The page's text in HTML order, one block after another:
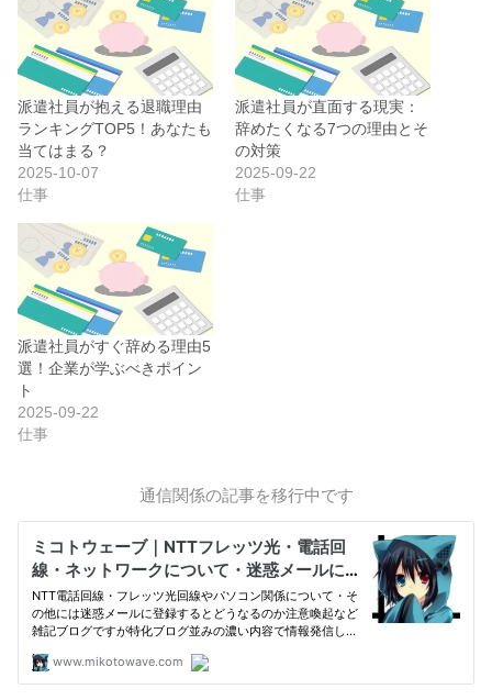
派遣社員が抱える退職理由
ランキングTOP5！あなたも
当てはまる？
2025-10-07
仕事
派遣社員が直面する現実：
辞めたくなる7つの理由とそ
の対策
2025-09-22
仕事
派遣社員がすぐ辞める理由5
選！企業が学ぶべきポイン
ト
2025-09-22
仕事
通信関係の記事を移行中です